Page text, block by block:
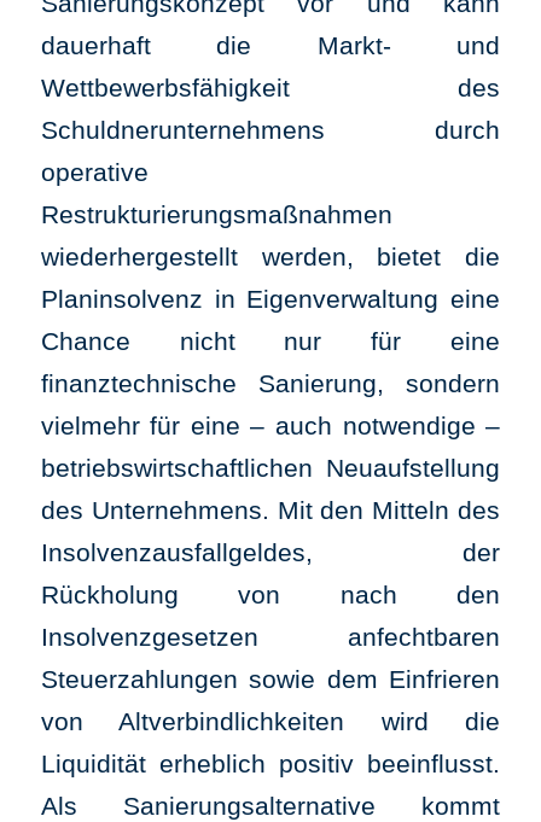
dauerhaft die Markt- und
Wettbewerbsfähigkeit des
Schuldnerunternehmens durch
operative
Restrukturierungsmaßnahmen
wiederhergestellt werden, bietet die
Planinsolvenz in Eigenverwaltung eine
Chance nicht nur für eine
finanztechnische Sanierung, sondern
vielmehr für eine – auch notwendige –
betriebswirtschaftlichen Neuaufstellung
des Unternehmens. Mit den Mitteln des
Insolvenzausfallgeldes, der
Rückholung von nach den
Insolvenzgesetzen anfechtbaren
Steuerzahlungen sowie dem Einfrieren
von Altverbindlichkeiten wird die
Liquidität erheblich positiv beeinflusst.
Als Sanierungsalternative kommt